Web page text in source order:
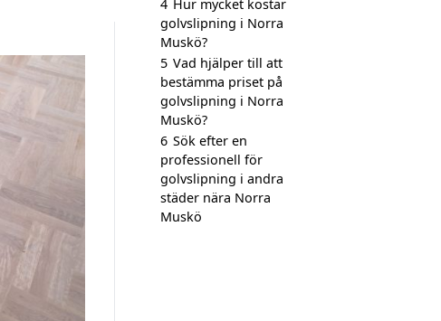
4 Hur mycket kostar
golvslipning i Norra
Muskö?
5 Vad hjälper till att
bestämma priset på
golvslipning i Norra
Muskö?
6 Sök efter en
professionell för
golvslipning i andra
städer nära Norra
Muskö